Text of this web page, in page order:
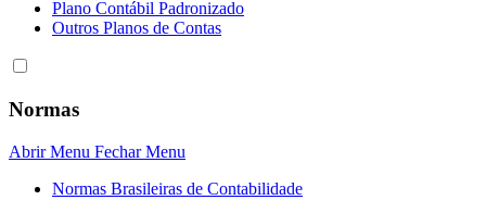
Plano Contábil Padronizado
Outros Planos de Contas
Normas
Abrir Menu Fechar Menu
Normas Brasileiras de Contabilidade